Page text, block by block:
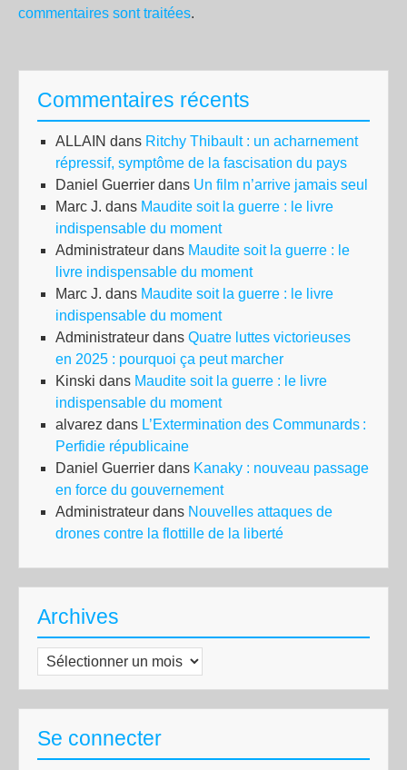
commentaires sont traitées.
Commentaires récents
ALLAIN dans Ritchy Thibault : un acharnement
répressif, symptôme de la fascisation du pays
Daniel Guerrier dans Un film n’arrive jamais seul
Marc J. dans Maudite soit la guerre : le livre
indispensable du moment
Administrateur dans Maudite soit la guerre : le
livre indispensable du moment
Marc J. dans Maudite soit la guerre : le livre
indispensable du moment
Administrateur dans Quatre luttes victorieuses
en 2025 : pourquoi ça peut marcher
Kinski dans Maudite soit la guerre : le livre
indispensable du moment
alvarez dans L’Extermination des Communards :
Perfidie républicaine
Daniel Guerrier dans Kanaky : nouveau passage
en force du gouvernement
Administrateur dans Nouvelles attaques de
drones contre la flottille de la liberté
Archives
Archives
Se connecter